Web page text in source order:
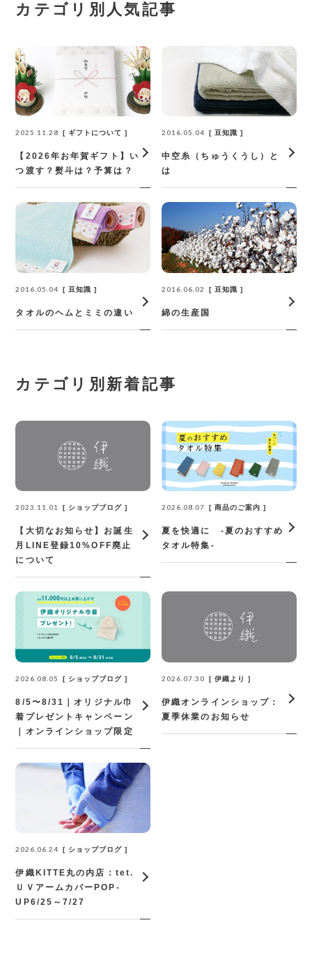
カテゴリ別人気記事
2025.11.28 ギフトについて
【2026年お年賀ギフト】い
つ渡す？熨斗は？予算は？
2016.05.04 豆知識
中空糸（ちゅうくうし）と
は
2016.05.04 豆知識
タオルのヘムとミミの違い
2016.06.02 豆知識
綿の生産国
カテゴリ別新着記事
2023.11.01 ショップブログ
【大切なお知らせ】お誕生
月LINE登録10%OFF廃止
について
2026.08.07 商品のご案内
夏を快適に -夏のおすすめ
タオル特集-
2026.08.05 ショップブログ
8/5〜8/31｜オリジナル巾
着プレゼントキャンペーン
｜オンラインショップ限定
2026.07.30 伊織より
伊織オンラインショップ：
夏季休業のお知らせ
2026.06.24 ショップブログ
伊織KITTE丸の内店：tet.
ＵＶアームカバーPOP‐
UP6/25～7/27